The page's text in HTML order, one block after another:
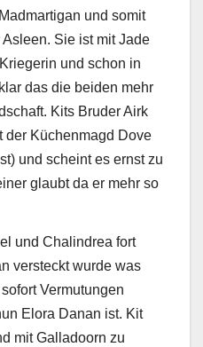
und somit
Sie ist mit Jade
und schon in
das die beiden mehr
Kits Bruder Airk
der Küchenmagd Dove
und scheint es ernst zu
glaubt da er mehr so
und Chalindrea fort
versteckt wurde was
Vermutungen
Elora Danan ist. Kit
mit Galladoorn zu